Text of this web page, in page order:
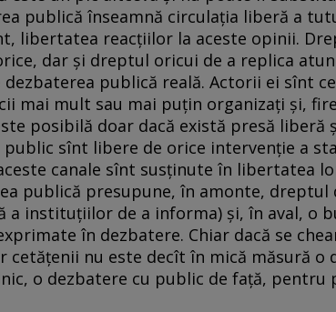
publică înseamnă circulația liberă a
libertatea reacțiilor la aceste opinii.
dar și dreptul oricui de a replica
dezbaterea publică reală. Actorii ei sînt
mai mult sau mai puțin organizați și,
posibilă doar dacă există presă liberă
public sînt libere de orice intervenție a
canale sînt susținute în libertatea
publică presupune, în amonte,
a instituțiilor de a informa) și, în aval, o
în dezbatere. Chiar dacă se
cetățenii nu este decît în mică măsură o
o dezbatere cu public de față,